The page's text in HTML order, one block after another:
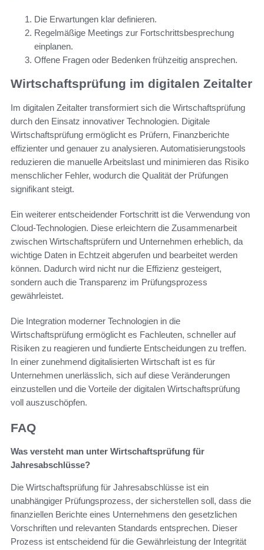
Die Erwartungen klar definieren.
Regelmäßige Meetings zur Fortschrittsbesprechung
einplanen.
Offene Fragen oder Bedenken frühzeitig ansprechen.
Wirtschaftsprüfung im digitalen Zeitalter
Im digitalen Zeitalter transformiert sich die Wirtschaftsprüfung
durch den Einsatz innovativer Technologien. Digitale
Wirtschaftsprüfung ermöglicht es Prüfern, Finanzberichte
effizienter und genauer zu analysieren. Automatisierungstools
reduzieren die manuelle Arbeitslast und minimieren das Risiko
menschlicher Fehler, wodurch die Qualität der Prüfungen
signifikant steigt.
Ein weiterer entscheidender Fortschritt ist die Verwendung von
Cloud-Technologien. Diese erleichtern die Zusammenarbeit
zwischen Wirtschaftsprüfern und Unternehmen erheblich, da
wichtige Daten in Echtzeit abgerufen und bearbeitet werden
können. Dadurch wird nicht nur die Effizienz gesteigert,
sondern auch die Transparenz im Prüfungsprozess
gewährleistet.
Die Integration moderner Technologien in die
Wirtschaftsprüfung ermöglicht es Fachleuten, schneller auf
Risiken zu reagieren und fundierte Entscheidungen zu treffen.
In einer zunehmend digitalisierten Wirtschaft ist es für
Unternehmen unerlässlich, sich auf diese Veränderungen
einzustellen und die Vorteile der digitalen Wirtschaftsprüfung
voll auszuschöpfen.
FAQ
Was versteht man unter Wirtschaftsprüfung für
Jahresabschlüsse?
Die Wirtschaftsprüfung für Jahresabschlüsse ist ein
unabhängiger Prüfungsprozess, der sicherstellen soll, dass die
finanziellen Berichte eines Unternehmens den gesetzlichen
Vorschriften und relevanten Standards entsprechen. Dieser
Prozess ist entscheidend für die Gewährleistung der Integrität